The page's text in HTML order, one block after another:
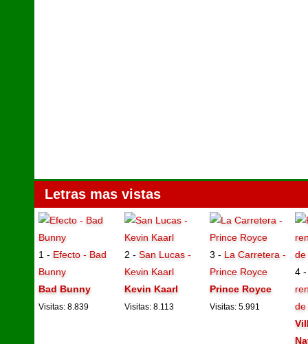
Letras mas vistas
1 - Efecto - Bad
Bunny
Bad Bunny
Visitas: 8.839
2 - San Lucas -
Kevin Kaarl
Kevin Kaarl
Visitas: 8.113
3 - La Carretera -
Prince Royce
Prince Royce
Visitas: 5.991
4
de